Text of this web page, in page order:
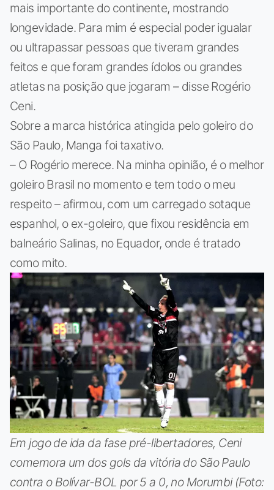
mais importante do continente, mostrando
longevidade. Para mim é especial poder igualar
ou ultrapassar pessoas que tiveram grandes
feitos e que foram grandes ídolos ou grandes
atletas na posição que jogaram – disse Rogério
Ceni.
Sobre a marca histórica atingida pelo goleiro do
São Paulo, Manga foi taxativo.
– O Rogério merece. Na minha opinião, é o melhor
goleiro Brasil no momento e tem todo o meu
respeito – afirmou, com um carregado sotaque
espanhol, o ex-goleiro, que fixou residência em
balneário Salinas, no Equador, onde é tratado
como mito.
Em jogo de ida da fase pré-libertadores, Ceni
comemora um dos gols da vitória do São Paulo
contra o Bolívar-BOL por 5 a 0, no Morumbi (Foto: